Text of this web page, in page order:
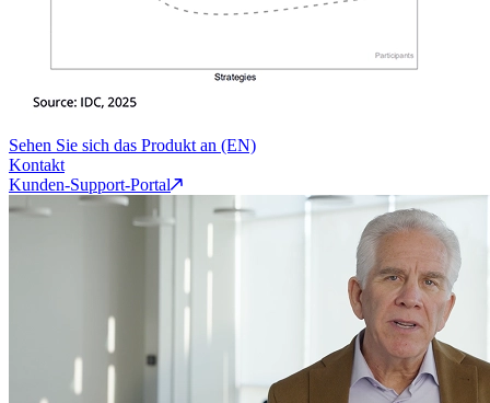
Sehen Sie sich das Produkt an (EN)
Kontakt
Kunden-Support-Portal